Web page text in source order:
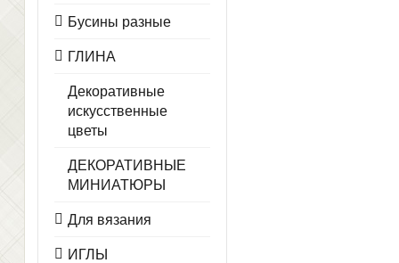
Бусины разные
ГЛИНА
Декоративные
искусственные
цветы
ДЕКОРАТИВНЫЕ
МИНИАТЮРЫ
Для вязания
ИГЛЫ